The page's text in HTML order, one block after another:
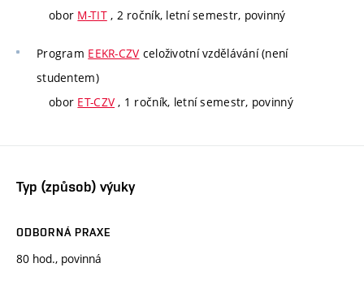
obor M-TIT, 2 ročník, letní semestr, povinný
Program EEKR-CZV celoživotní vzdělávání (není
studentem)
obor ET-CZV , 1 ročník, letní semestr, povinný
Typ (způsob) výuky
ODBORNÁ PRAXE
80 hod., povinná